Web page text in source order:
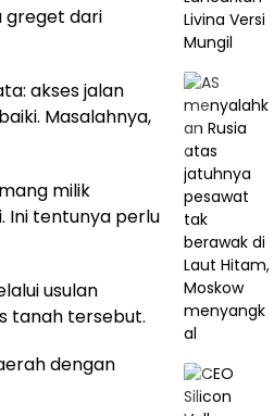
greget dari
akses jalan
Masalahnya,
milik
Ini tentunya perlu
usulan
tanah tersebut.
dengan